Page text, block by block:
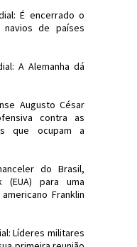
É encerrado o
de países
A Alemanha dá
Augusto César
contra as
que ocupam a
do Brasil,
(EUA) para uma
Franklin
Líderes militares